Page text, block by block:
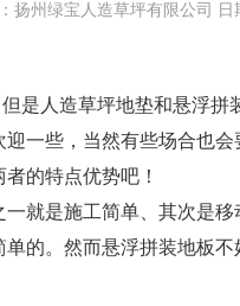
扬州绿宝人造草坪有限公司 日
是人造草坪地垫和悬浮
迎一些，当然有些场合也
的特点优势吧！
一就是施工简单 其次是移
单的。 然而悬浮拼装地板